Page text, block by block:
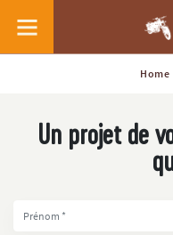
Home
Un projet de